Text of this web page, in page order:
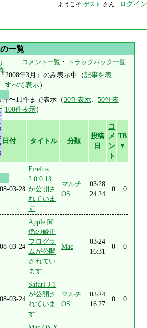
ようこそ ゲスト さん ログイン
の一覧
コメント一覧 ・ トラックバック一覧
2008年3月』のみ表示中（記事を表
すべて表示）
件〜11件まで表示（30件表示、 50件表
100件表示）
日付 タイトル 分類
投稿
日
コ
メ
ン
ト
TB
▼
03-28
Firefox
2.0.0.13
が公開さ
れていま
す
マルチ
OS
03/28
24:24
0 0
03-24
Apple 関
係の修正
プログラ
ムが公開
されてい
ます
Mac
03/24
16:31
0 0
03-24
Safari 3.1
が公開さ
れていま
す
マルチ
OS
03/24
16:27
0 0